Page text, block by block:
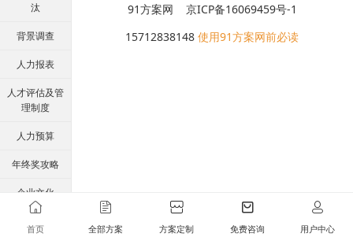
汰
背景调查
人力报表
人才评估及管
理制度
人力预算
年终奖攻略
企业文化
91方案网 京ICP备16069459号-1
15712838148 使用91方案网前必读
首页 全部方案 方案定制 免费咨询 用户中心